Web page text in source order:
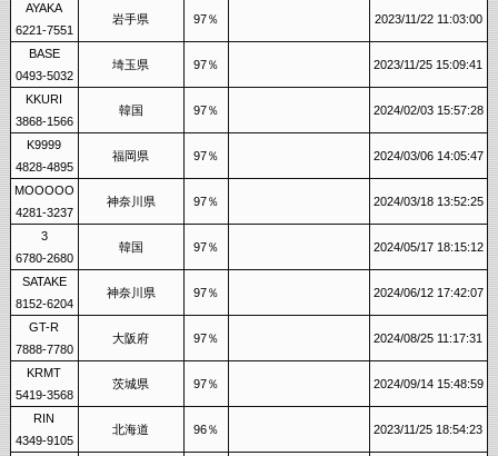
AYAKA
6221-7551
岩手県 97％ 2023/11/22 11:03:00
BASE
0493-5032
埼玉県 97％ 2023/11/25 15:09:41
KKURI
3868-1566
韓国 97％ 2024/02/03 15:57:28
K9999
4828-4895
福岡県 97％ 2024/03/06 14:05:47
MOOOOO
4281-3237
神奈川県 97％ 2024/03/18 13:52:25
3
6780-2680
韓国 97％ 2024/05/17 18:15:12
SATAKE
8152-6204
神奈川県 97％ 2024/06/12 17:42:07
GT-R
7888-7780
大阪府 97％ 2024/08/25 11:17:31
KRMT
5419-3568
茨城県 97％ 2024/09/14 15:48:59
RIN
4349-9105
北海道 96％ 2023/11/25 18:54:23